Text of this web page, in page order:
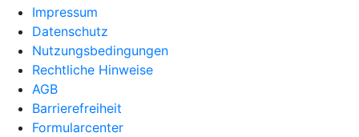
Impressum
Datenschutz
Nutzungsbedingungen
Rechtliche Hinweise
AGB
Barrierefreiheit
Formularcenter